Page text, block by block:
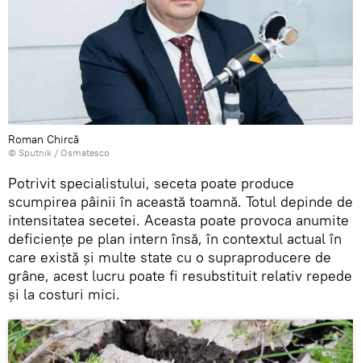
Roman Chircă
© Sputnik / Osmatesco
Potrivit specialistului, seceta poate produce
scumpirea pâinii în această toamnă. Totul depinde de
intensitatea secetei. Aceasta poate provoca anumite
deficiențe pe plan intern însă, în contextul actual în
care există și multe state cu o supraproducere de
grâne, acest lucru poate fi resubstituit relativ repede
și la costuri mici.